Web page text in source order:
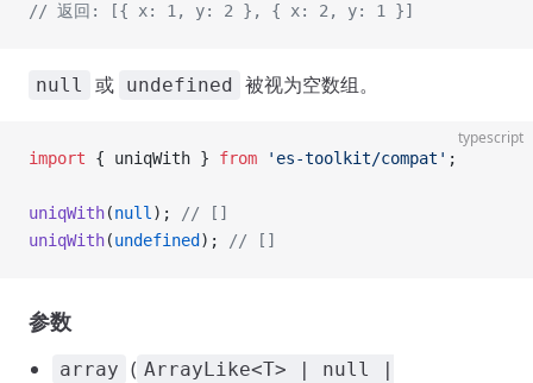
// 返回: [{ x: 1, y: 2 }, { x: 2, y: 1 }]
null 或 undefined 被视为空数组。
typescript
import { uniqWith } from 'es-toolkit/compat' ;
uniqWith(null );
// []
uniqWith(undefined ); // []
参数
array ( ArrayLike<T> | null |